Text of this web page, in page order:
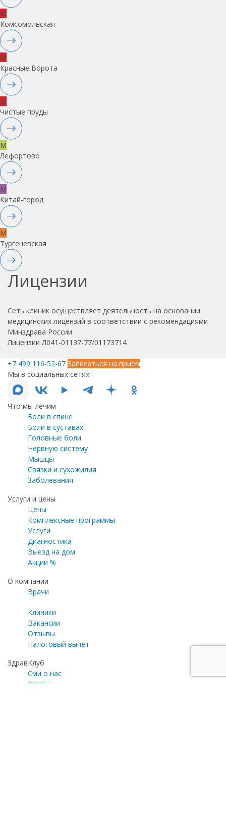
M
Комсомольская
M
Красные Ворота
M
Чистые пруды
M
Лефортово
M
Китай-город
M
Тургеневская
Лицензии
Сеть клиник осуществляет деятельность на основании
медицинских лицензий в соответствии с рекомендациями
Минздрава России
Лицензии Л041-01137-77/01173714
+7 499 116-52-67 Записаться на прием
Мы в социальных сетях:
Что мы лечим
Боли в спине
Боли в суставах
Головные боли
Нервную систему
Мышцы
Связки и сухожилия
Заболевания
Услуги и цены
Цены
Комплексные программы
Услуги
Диагностика
Выезд на дом
Акции %
О компании
Врачи
Клиники
Вакансии
Отзывы
Налоговый вычет
ЗдравКлуб
Сми о нас
Статьи